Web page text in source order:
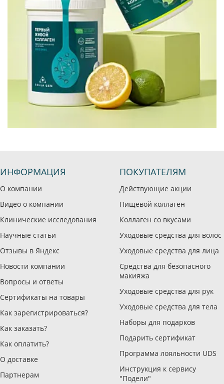
ИНФОРМАЦИЯ
О компании
Видео о компании
Клинические исследования
Научные статьи
Отзывы в Яндекс
Новости компании
Вопросы и ответы
Сертификаты на товары
Как зарегистрироваться?
Как заказать?
Как оплатить?
О доставке
Партнерам
ПОКУПАТЕЛЯМ
Действующие акции
Пищевой коллаген
Коллаген со вкусами
Уходовые средства для волос
Уходовые средства для лица
Средства для безопасного
макияжа
Уходовые средства для рук
Уходовые средства для тела
Наборы для подарков
Подарить сертификат
Программа лояльности UDS
Инструкция к сервису
"Подели"